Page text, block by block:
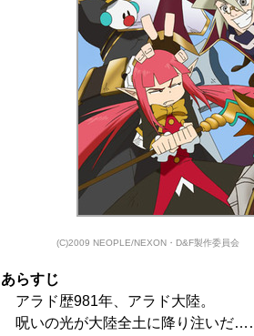
(C)2009 NEOPLE/NEXON・D&F製作委員会
あらすじ
アラド歴981年、アラド大陸。
呪いの光が大陸全土に降り注いだ……